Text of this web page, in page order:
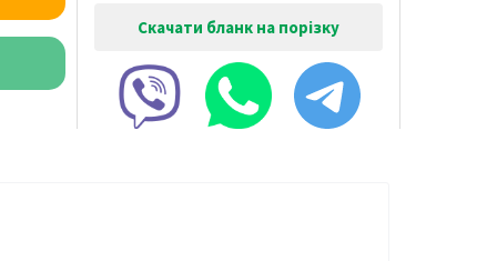
Скачати бланк на порізку